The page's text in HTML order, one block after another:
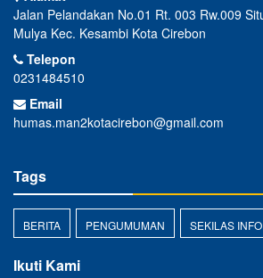
Jalan Pelandakan No.01 Rt. 003 Rw.009
Mulya Kec. Kesambi Kota Cirebon
Telepon
0231484510
Email
humas.man2kotacirebon@gmail.com
Tags
BERITA PENGUMUMAN SEKILAS INFO
Ikuti Kami